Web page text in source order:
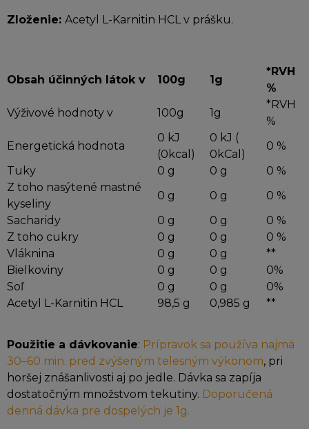
Zloženie: Acetyl L-Karnitin HCL v prášku.
Obsah účinných látok v 100g 1g
*RVH
%
Výživové hodnoty v
100g 1g
*RVH
%
Energetická hodnota
0 kJ
(0kcal)
0 kJ (
0kCal)
0 %
Tuky
0 g 0 g
0 %
Z toho nasýtené mastné
kyseliny
0 g 0 g
0 %
Sacharidy
0 g 0 g
0 %
Z toho cukry
0 g 0 g
0 %
Vláknina
0 g 0 g
**
Bielkoviny
0 g 0 g
0%
Soľ
0 g 0 g
0%
Acetyl L-Karnitin HCL
98,5 g 0,985 g **
Použitie a dávkovanie: Prípravok sa používa najmä
30–60 min. pred zvýšeným telesným výkonom, pri
horšej znášanlivosti aj po jedle. Dávka sa zapíja
dostatočným množstvom tekutiny. Doporučená
denná dávka pre dospelých je 1g.